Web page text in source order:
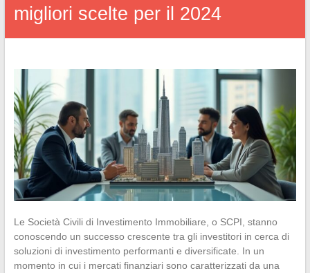
migliori scelte per il 2024
Le Società Civili di Investimento Immobiliare, o SCPI, stanno
conoscendo un successo crescente tra gli investitori in cerca di
soluzioni di investimento performanti e diversificate. In un
momento in cui i mercati finanziari sono caratterizzati da una